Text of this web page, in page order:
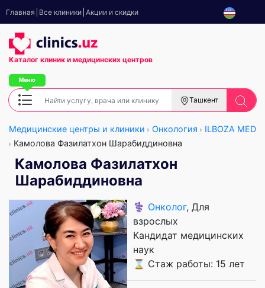
Главная Все клиники Акции и скидки
Каталог клиник и медицинских центров
Ташкент
Медицинские центры и клиники Онкология
ILBOZA MED
Камолова Фазилатхон Шарабиддиновна
Камолова Фазилатхон
Шарабиддиновна
⚕️ Онколог, Для
взрослых
Кандидат медицинских
наук
⌛ Стаж работы: 15 лет